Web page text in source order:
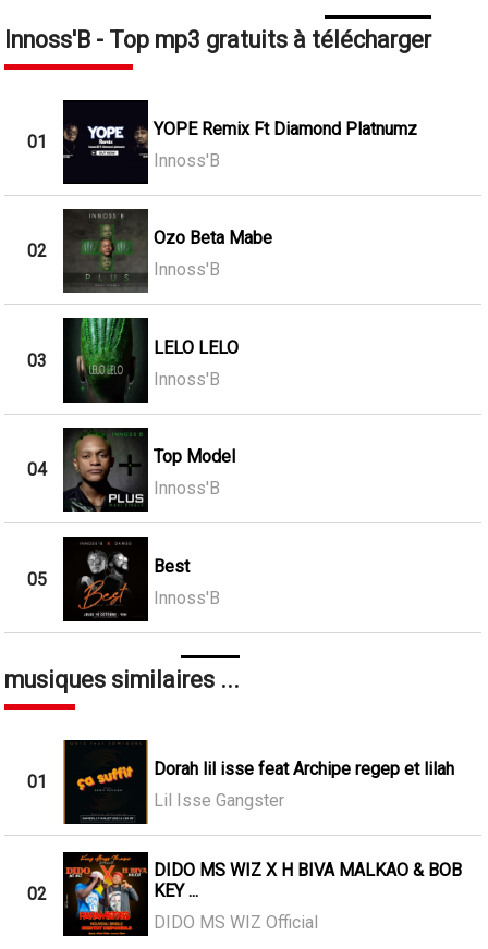
Innoss'B - Top mp3 gratuits à télécharger
01
YOPE Remix Ft Diamond Platnumz
Innoss'B
02
Ozo Beta Mabe
Innoss'B
03
LELO LELO
Innoss'B
04
Top Model
Innoss'B
05
Best
Innoss'B
musiques similaires ...
01
Dorah lil isse feat Archipe regep et lilah
Lil Isse Gangster
02
DIDO MS WIZ X H BIVA MALKAO & BOB
KEY ...
DIDO MS WIZ Official